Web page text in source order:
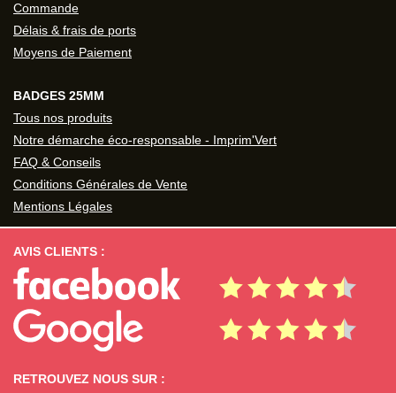
Commande
Délais & frais de ports
Moyens de Paiement
BADGES 25MM
Tous nos produits
Notre démarche éco-responsable - Imprim'Vert
FAQ & Conseils
Conditions Générales de Vente
Mentions Légales
AVIS CLIENTS :
RETROUVEZ NOUS SUR :